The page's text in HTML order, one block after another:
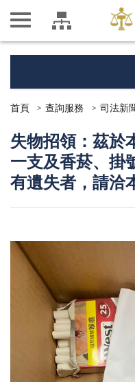
首頁 查詢服務 司法新
失物招領：茲於
一支及香菸、掛
有遺失者，請洽